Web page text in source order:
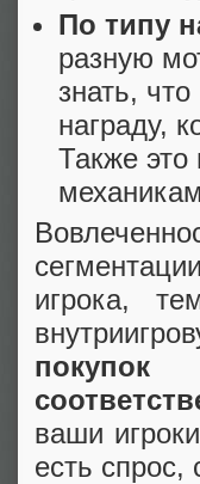
По типу
разную
знать,
награду,
Также это
игрока,
ваши
есть спрос,